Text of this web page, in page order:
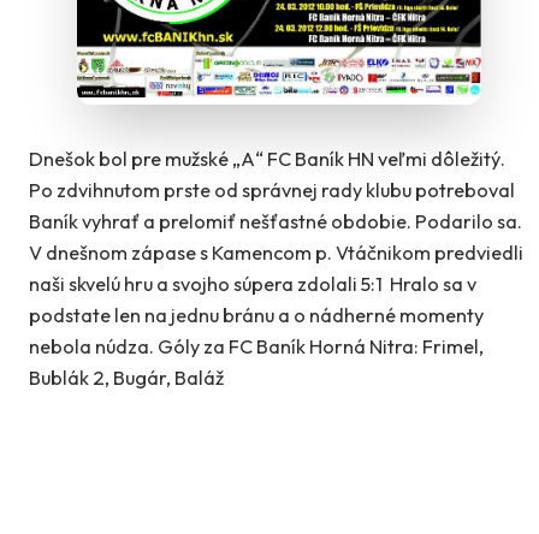
Dnešok bol pre mužské „A“ FC Baník HN veľmi dôležitý.
Po zdvihnutom prste od správnej rady klubu potreboval
Baník vyhrať a prelomiť nešťastné obdobie. Podarilo sa.
V dnešnom zápase s Kamencom p. Vtáčnikom predviedli
naši skvelú hru a svojho súpera zdolali 5:1 Hralo sa v
podstate len na jednu bránu a o nádherné momenty
nebola núdza. Góly za FC Baník Horná Nitra: Frimel,
Bublák 2, Bugár, Baláž